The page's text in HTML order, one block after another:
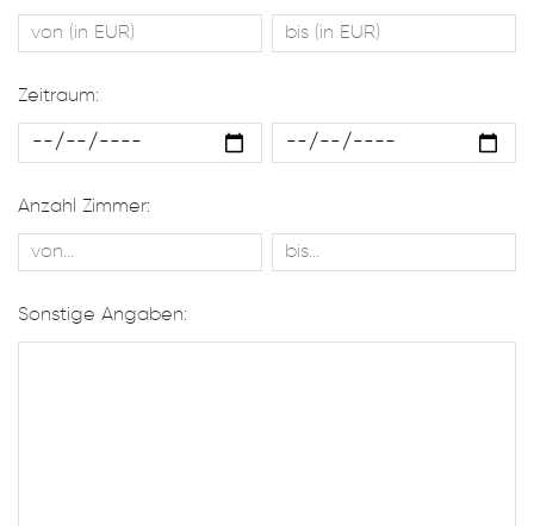
Zeitraum:
Anzahl Zimmer:
Sonstige Angaben: